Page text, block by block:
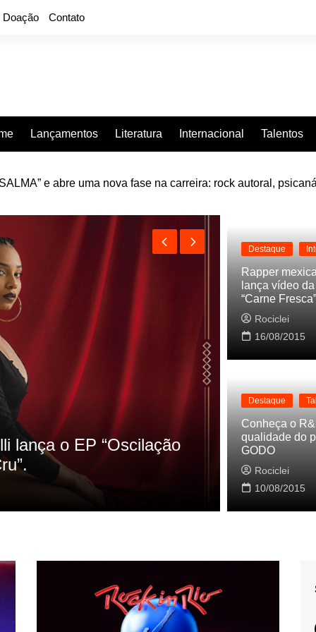
Doação Contato
Lançamentos Literatura Internacional Talentos
e abre uma nova fase na carreira: rock autoral,
“Projeção”, de 2010, nas plataformas digitais
referencias do clipe de
Destaque
Cynthia
Baleiro
Rociclei
Destaque
Rapper
lança vídeo
“Carne Fresca”
Rociclei
16/08/2015
Destaque
Conheça o
qualidade do
GODO
Rociclei
10/08/2015